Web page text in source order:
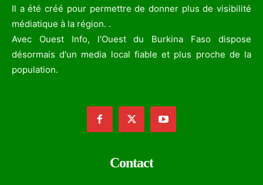
Il a été créé pour permettre de donner plus de visibilité
médiatique à la région. .
Avec Ouest Info, l'Ouest du Burkina Faso dispose
désormais d'un media local fiable et plus proche de la
population.
Contact